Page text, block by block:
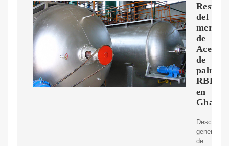
del
de
Aceite
de
palma
RBD
en
Ghana
general
de